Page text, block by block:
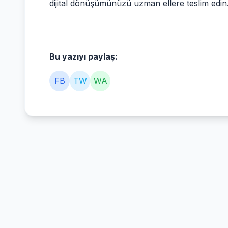
dijital dönüşümünüzü uzman ellere teslim
Bu yazıyı paylaş:
FB TW WA